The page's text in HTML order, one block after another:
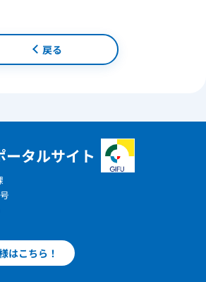
戻る
ータルサイト
はこちら！